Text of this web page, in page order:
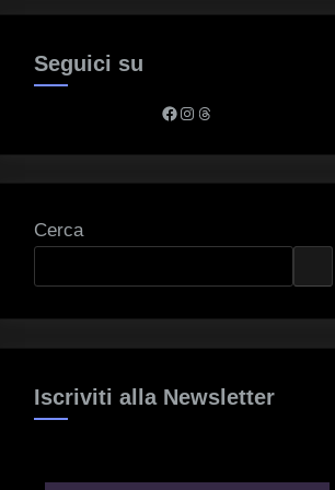
Seguici su
Facebook
Instagram
Threads
Cerca
Iscriviti alla Newsletter